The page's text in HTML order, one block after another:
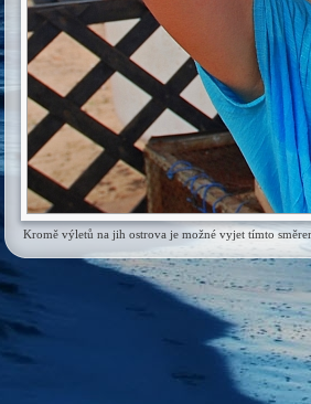
Kromě výletů na jih ostrova je možné vyjet tímto